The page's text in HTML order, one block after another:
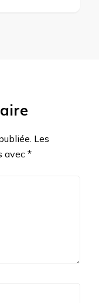
Les
avec *